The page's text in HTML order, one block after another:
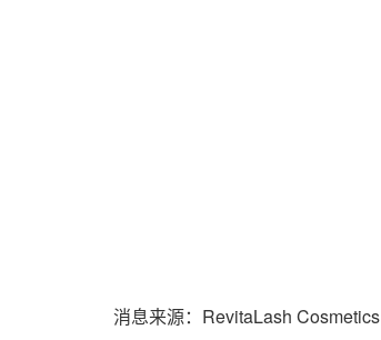
消息来源：RevitaLash Cosmetics